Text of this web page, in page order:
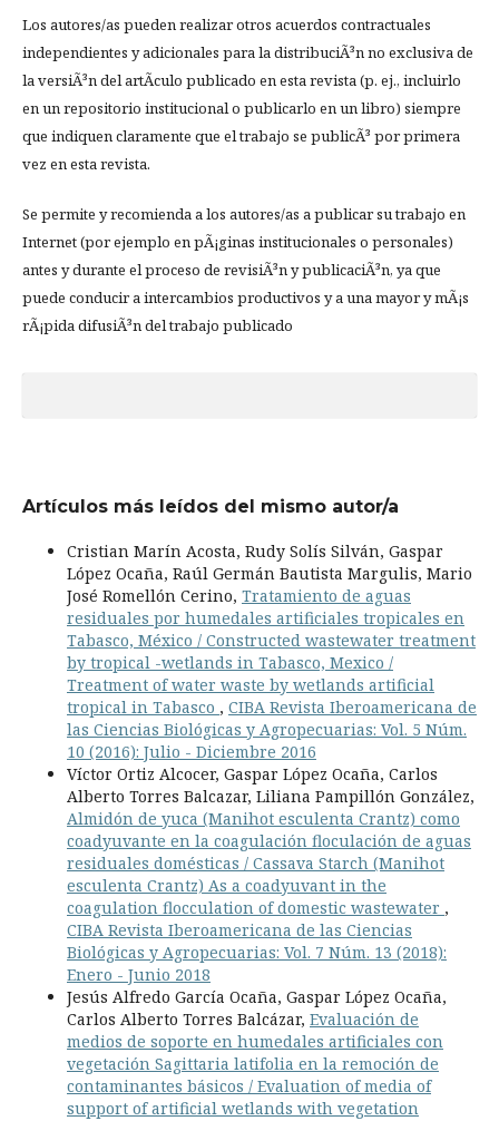
Los autores/as pueden realizar otros acuerdos contractuales
independientes y adicionales para la distribuciÃ³n no exclusiva de
la versiÃ³n del artÃ­culo publicado en esta revista (p. ej., incluirlo
en un repositorio institucional o publicarlo en un libro) siempre
que indiquen claramente que el trabajo se publicÃ³ por primera
vez en esta revista.
Se permite y recomienda a los autores/as a publicar su trabajo en
Internet (por ejemplo en pÃ¡ginas institucionales o personales)
antes y durante el proceso de revisiÃ³n y publicaciÃ³n, ya que
puede conducir a intercambios productivos y a una mayor y mÃ¡s
rÃ¡pida difusiÃ³n del trabajo publicado
Artículos más leídos del mismo autor/a
Cristian Marín Acosta, Rudy Solís Silván, Gaspar
López Ocaña, Raúl Germán Bautista Margulis, Mario
José Romellón Cerino, Tratamiento de aguas
residuales por humedales artificiales tropicales en
Tabasco, México / Constructed wastewater treatment
by tropical -wetlands in Tabasco, Mexico /
Treatment of water waste by wetlands artificial
tropical in Tabasco , CIBA Revista Iberoamericana de
las Ciencias Biológicas y Agropecuarias: Vol. 5 Núm.
10 (2016): Julio - Diciembre 2016
Víctor Ortiz Alcocer, Gaspar López Ocaña, Carlos
Alberto Torres Balcazar, Liliana Pampillón González,
Almidón de yuca (Manihot esculenta Crantz) como
coadyuvante en la coagulación floculación de aguas
residuales domésticas / Cassava Starch (Manihot
esculenta Crantz) As a coadyuvant in the
coagulation flocculation of domestic wastewater ,
CIBA Revista Iberoamericana de las Ciencias
Biológicas y Agropecuarias: Vol. 7 Núm. 13 (2018):
Enero - Junio 2018
Jesús Alfredo García Ocaña, Gaspar López Ocaña,
Carlos Alberto Torres Balcázar, Evaluación de
medios de soporte en humedales artificiales con
vegetación Sagittaria latifolia en la remoción de
contaminantes básicos / Evaluation of media of
support of artificial wetlands with vegetation